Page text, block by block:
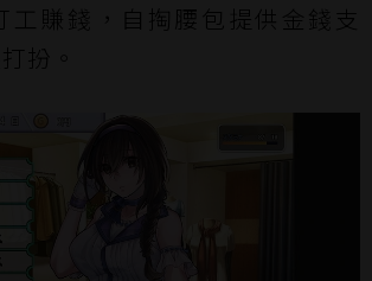
工賺錢，自掏腰包提供金錢支
扮。